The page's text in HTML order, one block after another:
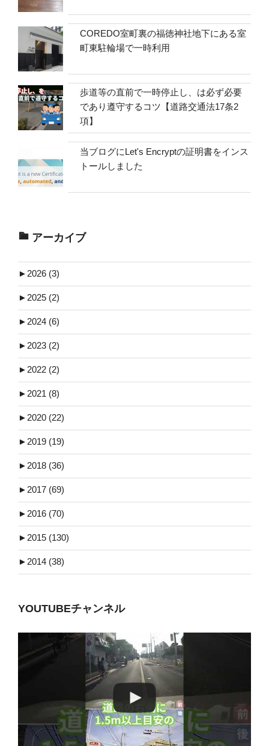
COREDO室町裏の福徳神社地下にある室
町東駐輪場で一時利用
歩道等の直前で一時停止し、は必ず必要
であり遵守するコツ【道路交通法17条2
項】
当ブログにLet's Encryptの証明書をインス
トールしました
アーカイブ
► 2026 (3)
► 2025 (2)
► 2024 (6)
► 2023 (2)
► 2022 (2)
► 2021 (8)
► 2020 (22)
► 2019 (19)
► 2018 (36)
► 2017 (69)
► 2016 (70)
► 2015 (130)
► 2014 (38)
YOUTUBEチャンネル